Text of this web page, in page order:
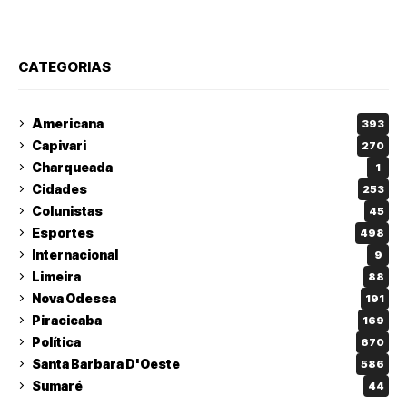
CATEGORIAS
Americana 393
Capivari 270
Charqueada 1
Cidades 253
Colunistas 45
Esportes 498
Internacional 9
Limeira 88
Nova Odessa 191
Piracicaba 169
Política 670
Santa Barbara D'Oeste 586
Sumaré 44